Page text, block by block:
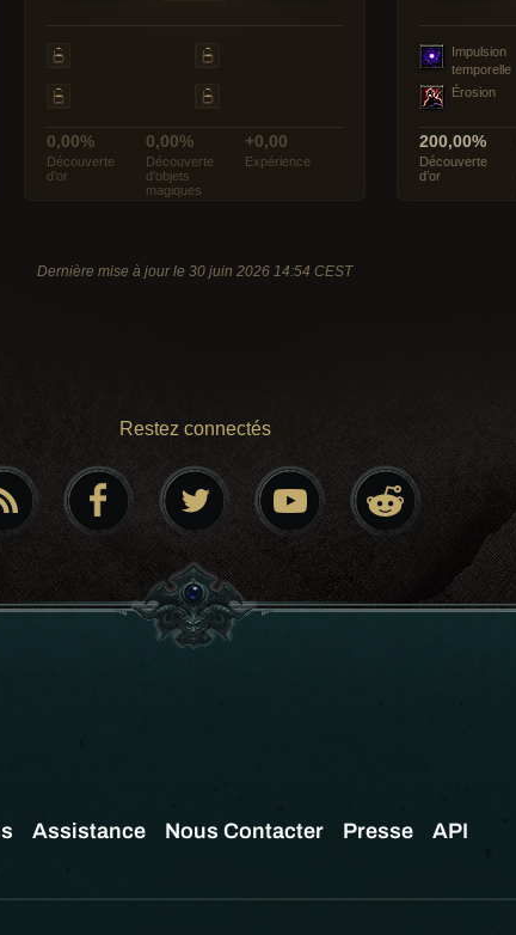
0,00%
Découverte
d’or
0,00%
Découverte
d’objets
magiques
+0,00
Expérience
Impulsion
temporelle
Érosion
200,00%
Découverte
d’or
Dernière mise à jour le 30 juin 2026 14:54 CEST
Restez connectés